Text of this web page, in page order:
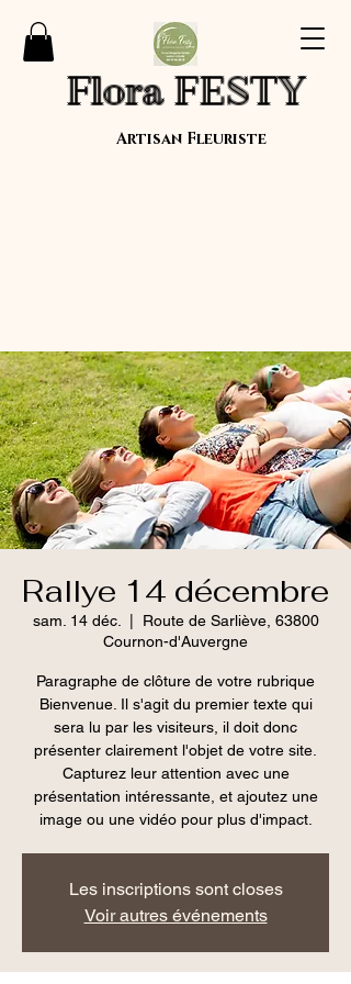
Flora FESTY
Artisan Fleuriste
Rallye 14 décembre
sam. 14 déc.
Route de Sarliève, 63800
Cournon-d'Auvergne
Paragraphe de clôture de votre rubrique
Bienvenue. Il s'agit du premier texte qui
sera lu par les visiteurs, il doit donc
présenter clairement l'objet de votre site.
Capturez leur attention avec une
présentation intéressante, et ajoutez une
image ou une vidéo pour plus d'impact.
Les inscriptions sont closes
Voir autres événements